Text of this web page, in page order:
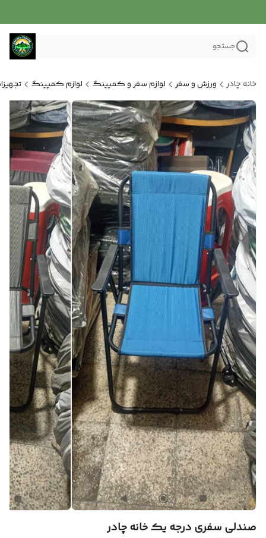
جستجو
خانه چادر ورزش و سفر لوازم سفر و کمپینگ لوازم کمپینگ
صندلی سفری درجه یک خانه چادر